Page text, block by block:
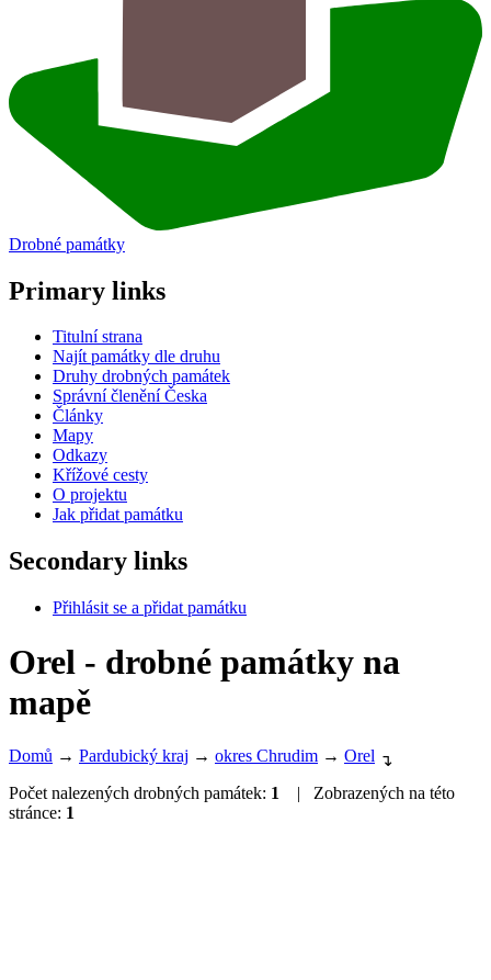
Drobné památky
Primary links
Titulní strana
Najít památky dle druhu
Druhy drobných památek
Správní členění Česka
Články
Mapy
Odkazy
Křížové cesty
O projektu
Jak přidat památku
Secondary links
Přihlásit se a přidat památku
Orel - drobné památky na
mapě
Domů → Pardubický kraj → okres Chrudim → Orel ↴
Počet nalezených drobných památek: 1
| Zobrazených na této
stránce: 1